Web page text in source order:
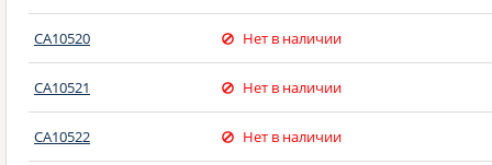
CA10520 Нет в наличии
CA10521 Нет в наличии
CA10522 Нет в наличии